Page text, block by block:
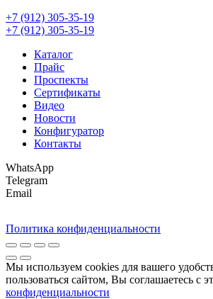
+7 (912) 305-35-19
+7 (912) 305-35-19
Каталог
Прайс
Проспекты
Сертификаты
Видео
Новости
Конфигуратор
Контакты
WhatsApp
Telegram
Email
Политика конфиденциальности
Мы используем cookies для вашего
пользоваться сайтом, Вы соглашаетесь с
конфиденциальности